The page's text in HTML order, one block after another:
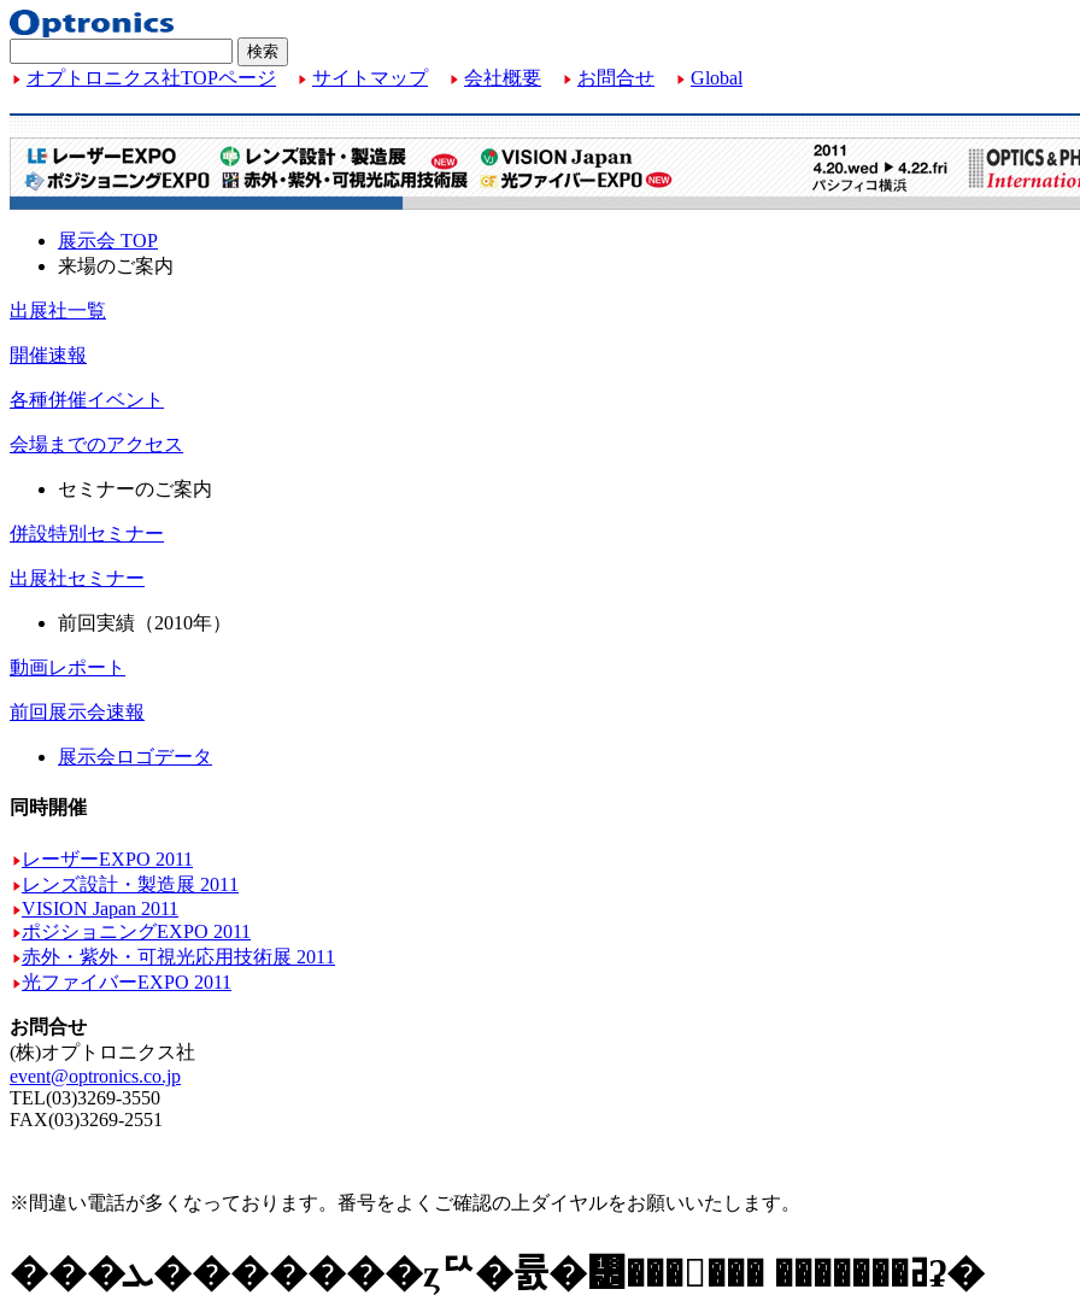
オプトロニクス社TOPページ サイトマップ 会社概要 お問合せ Global
展示会 TOP
来場のご案内
出展社一覧
開催速報
各種併催イベント
会場までのアクセス
セミナーのご案内
併設特別セミナー
出展社セミナー
前回実績（2010年）
動画レポート
前回展示会速報
展示会ロゴデータ
同時開催
レーザーEXPO 2011
レンズ設計・製造展 2011
VISION Japan 2011
ポジショニングEXPO 2011
赤外・紫外・可視光応用技術展 2011
光ファイバーEXPO 2011
お問合せ
(株)オプトロニクス社
event@optronics.co.jp
TEL(03)3269-3550
FAX(03)3269-2551
※間違い電話が多くなっております。番号をよくご確認の上ダイヤルをお願いいたします。
���ܥ�������ȥꥢ�륤�᡼���󥰶��� �������ߥʡ�